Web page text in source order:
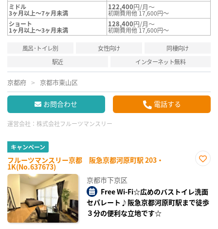
ミドル
3ヶ月以上～7ヶ月未満
122,400円/月～
初期費用他 17,600円～
ショート
1ヶ月以上～3ヶ月未満
128,400円/月～
初期費用他 17,600円～
風呂･トイレ別 女性向け
同棲向け
駅近
インターネット無料
京都府 京都市東山区
お問合わせ 電話する
運営会社： 株式会社フルーツマンスリー
キャンペーン
フルーツマンスリー京都 阪急京都河原町駅 203・
1K(No.637673)
録
京都市下京区
Free Wi-Fi☆広めのバストイレ洗面
セパレート♪阪急京都河原町駅まで徒歩
３分の便利な立地です☆